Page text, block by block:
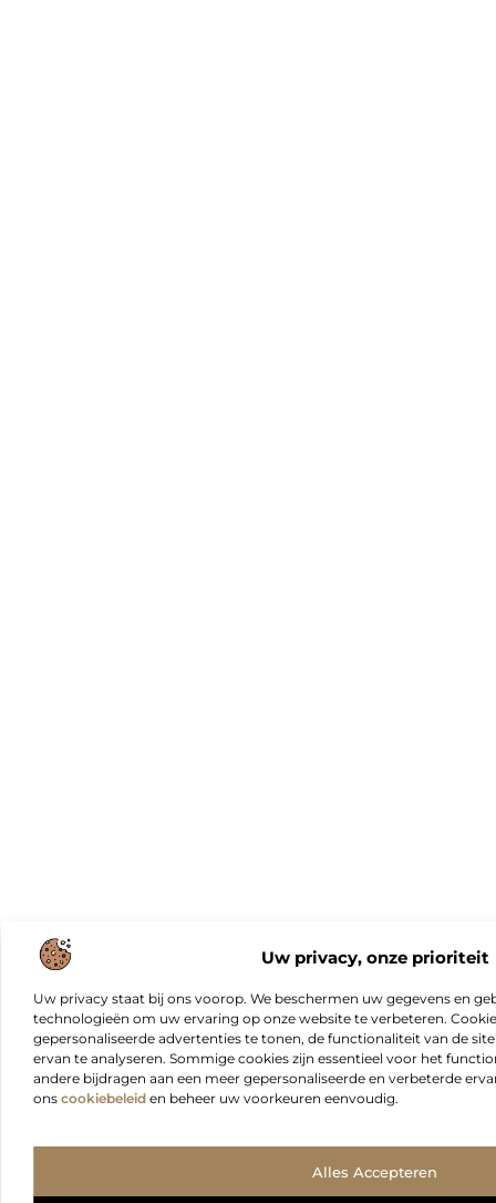
Uw privacy, onze prioriteit
Uw privacy staat bij ons voorop. We beschermen uw gegevens en
technologieën om uw ervaring op onze website te verbeteren.
gepersonaliseerde advertenties te tonen, de functionaliteit van de
ervan te analyseren. Sommige cookies zijn essentieel voor het
andere bijdragen aan een meer gepersonaliseerde en verbeterde
ons cookiebeleid en beheer uw voorkeuren eenvoudig.
Alles Accepteren